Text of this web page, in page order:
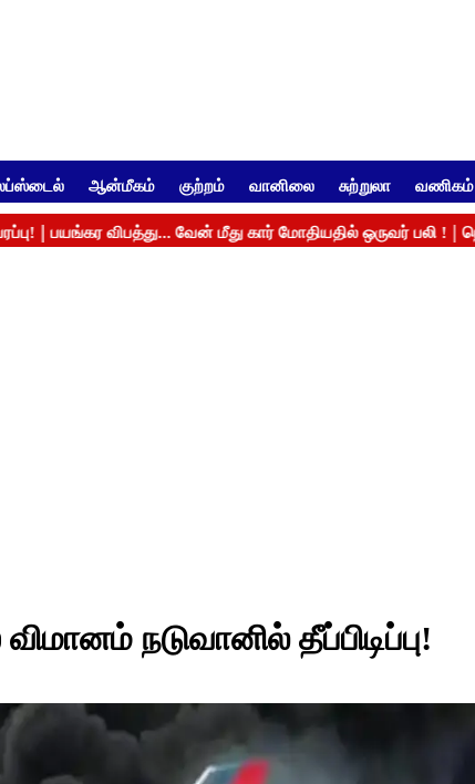
ஆன்மீகம் குற்றம் வானிலை சுற்றுலா வணிகம்
நடுவானில் தீப்பிடிப்பு!